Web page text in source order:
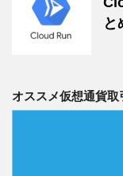
と
オススメ仮想通貨取